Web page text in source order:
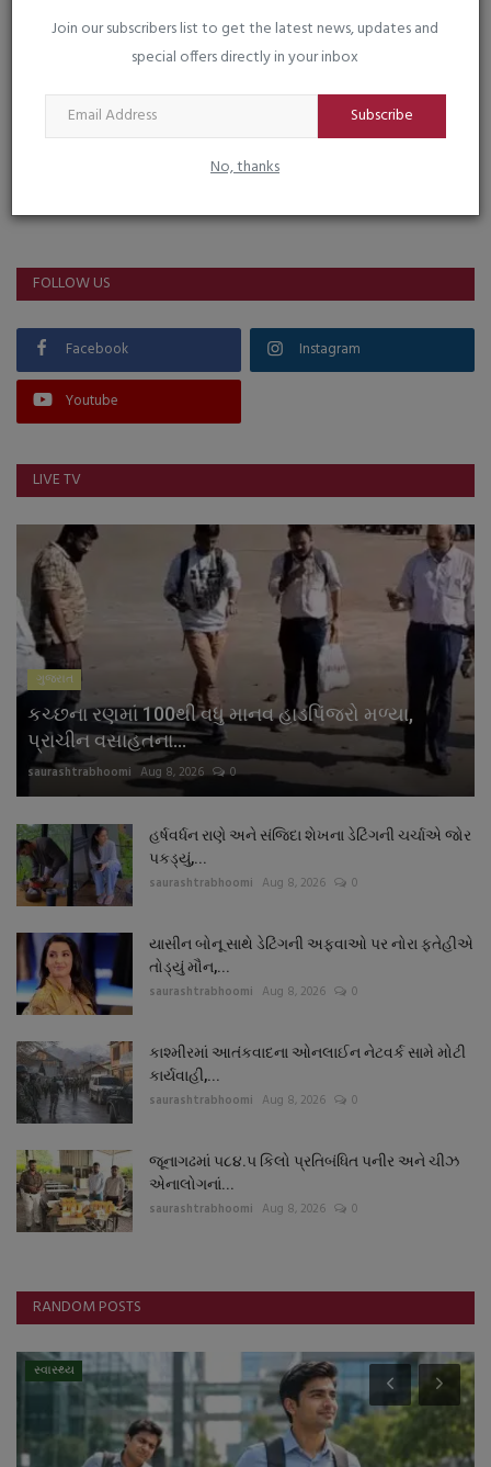
Join our subscribers list to get the latest news, updates and
special offers directly in your inbox
Subscribe
No, thanks
FOLLOW US
Facebook Instagram
Youtube
LIVE TV
ગુજરાત
કચ્છના રણમાં 100થી વધુ માનવ હાડપિંજરો મળ્યા,
પ્રાચીન વસાહતના...
saurashtrabhoomi Aug 8, 2026 0
હર્ષવર્ધન રાણે અને સંજિદા શેખના ડેટિંગની ચર્ચાએ જોર
પકડ્યું,...
saurashtrabhoomi Aug 8, 2026 0
યાસીન બોનૂ સાથે ડેટિંગની અફવાઓ પર નોરા ફતેહીએ
તોડ્યું મૌન,...
saurashtrabhoomi Aug 8, 2026 0
કાશ્મીરમાં આતંકવાદના ઓનલાઈન નેટવર્ક સામે મોટી
કાર્યવાહી,...
saurashtrabhoomi Aug 8, 2026 0
જૂનાગઢમાં ૫૮૪.૫ કિલો પ્રતિબંધિત પનીર અને ચીઝ
એનાલોગનાં...
saurashtrabhoomi Aug 8, 2026 0
RANDOM POSTS
સ્વાસ્થ્ય